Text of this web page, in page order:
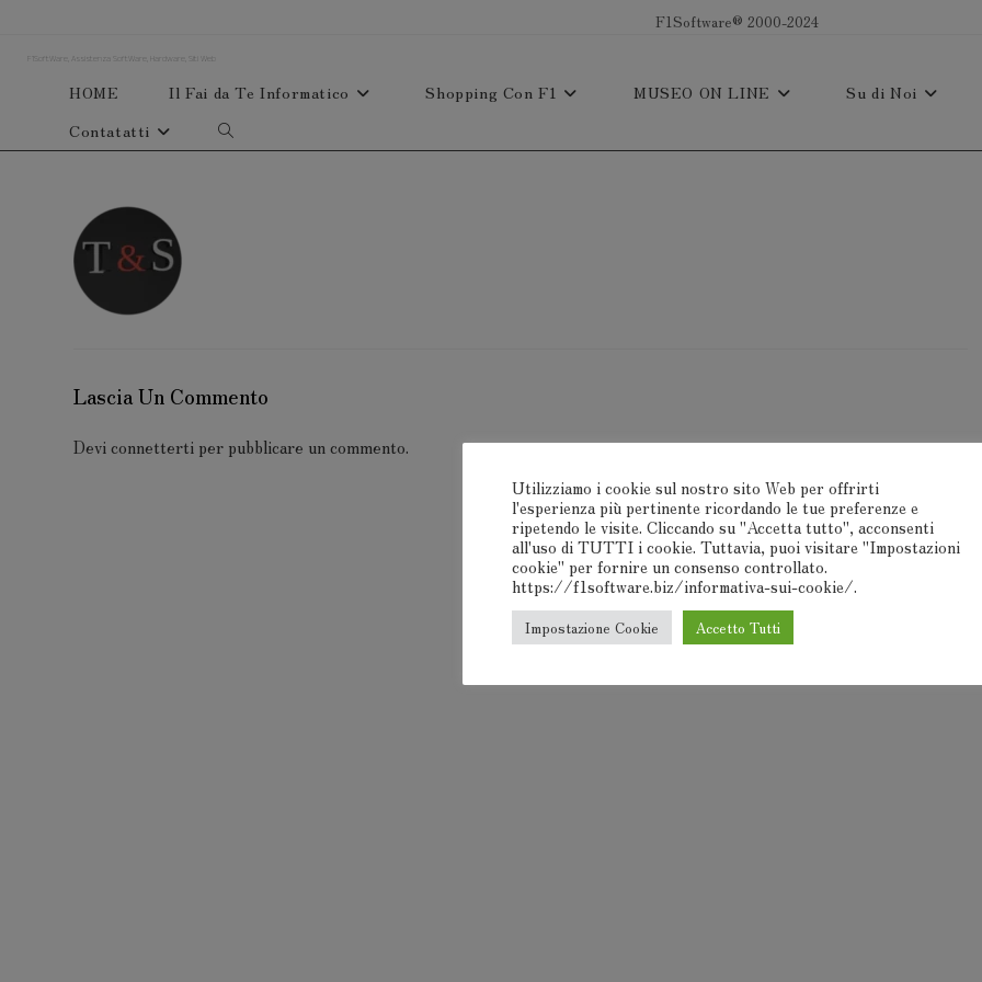
contenuto
F1Software® 2000-2024
F1SoftWare, Assistenza SoftWare, Hardware, Siti Web
HOME Il Fai da Te Informatico Shopping Con F1 MUSEO ON LINE Su di Noi
Contatatti
Attiva/disattiva
Lascia Un Commento
Deviconnetterti per pubblicare un commento.
F1Software® 2000-2024
Utilizziamo i cookie sul nostro sito Web per offrirti
l'esperienza più pertinente ricordando le tue preferenze e
ripetendo le visite. Cliccando su "Accetta tutto", acconsenti
all'uso di TUTTI i cookie. Tuttavia, puoi visitare "Impostazioni
cookie" per fornire un consenso controllato.
https://f1software.biz/informativa-sui-cookie/.
Impostazione Cookie Accetto Tutti